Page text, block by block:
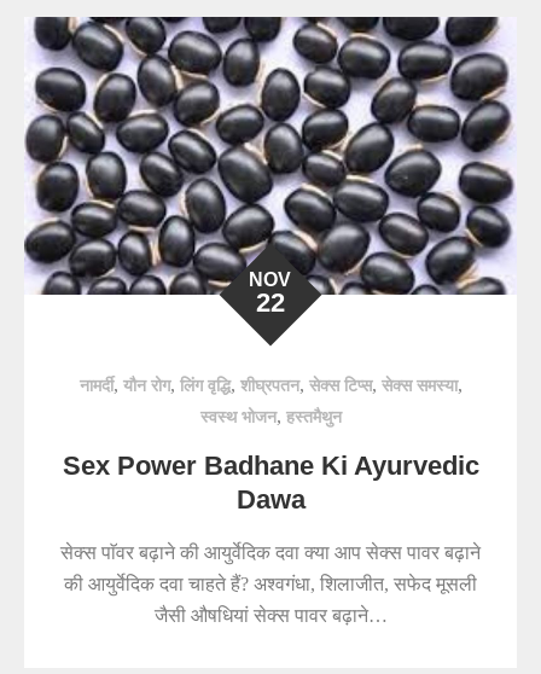
NOV
22
नामर्दी, यौन रोग, लिंग वृद्धि, शीघ्रपतन, सेक्स टिप्स, सेक्स समस्या,
स्वस्थ भोजन, हस्तमैथुन
Sex Power Badhane Ki Ayurvedic
Dawa
सेक्स पाॅवर बढ़ाने की आयुर्वेदिक दवा क्या आप सेक्स पावर बढ़ाने
की आयुर्वेदिक दवा चाहते हैं? अश्वगंधा, शिलाजीत, सफेद मूसली
जैसी औषधियां सेक्स पावर बढ़ाने…